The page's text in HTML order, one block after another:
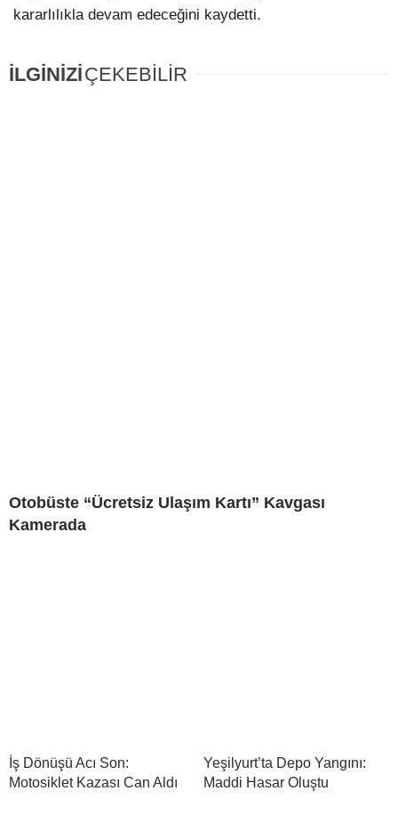
kararlılıkla devam edeceğini kaydetti.
İLGİNİZİÇEKEBİLİR
Otobüste “Ücretsiz Ulaşım Kartı” Kavgası
Kamerada
İş Dönüşü Acı Son:
Motosiklet Kazası Can Aldı
Yeşilyurt’ta Depo Yangını:
Maddi Hasar Oluştu